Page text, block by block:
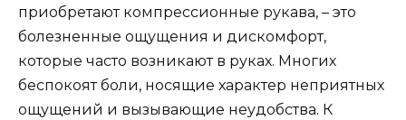
приобретают компрессионные рукава, – это
болезненные ощущения и дискомфорт,
которые часто возникают в руках. Многих
беспокоят боли, носящие характер неприятных
ощущений и вызывающие неудобства. К